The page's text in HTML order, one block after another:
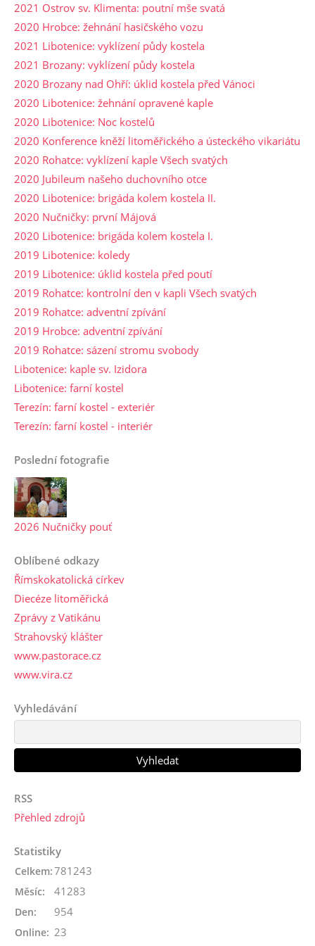
2021 Ostrov sv. Klimenta: poutní mše svatá
2020 Hrobce: žehnání hasičského vozu
2021 Libotenice: vyklízení půdy kostela
2021 Brozany: vyklízení půdy kostela
2020 Brozany nad Ohří: úklid kostela před Vánoci
2020 Libotenice: žehnání opravené kaple
2020 Libotenice: Noc kostelů
2020 Konference kněží litoměřického a ústeckého vikariátu
2020 Rohatce: vyklízení kaple Všech svatých
2020 Jubileum našeho duchovního otce
2020 Libotenice: brigáda kolem kostela II.
2020 Nučničky: první Májová
2020 Libotenice: brigáda kolem kostela I.
2019 Libotenice: koledy
2019 Libotenice: úklid kostela před poutí
2019 Rohatce: kontrolní den v kapli Všech svatých
2019 Rohatce: adventní zpívání
2019 Hrobce: adventní zpívání
2019 Rohatce: sázení stromu svobody
Libotenice: kaple sv. Izidora
Libotenice: farní kostel
Terezín: farní kostel - exteriér
Terezín: farní kostel - interiér
Poslední fotografie
2026 Nučničky pouť
Oblíbené odkazy
Římskokatolická církev
Diecéze litoměřická
Zprávy z Vatikánu
Strahovský klášter
www.pastorace.cz
www.vira.cz
Vyhledávání
RSS
Přehled zdrojů
Statistiky
Online: 23
Celkem:781243
Měsíc: 41283
Den: 954